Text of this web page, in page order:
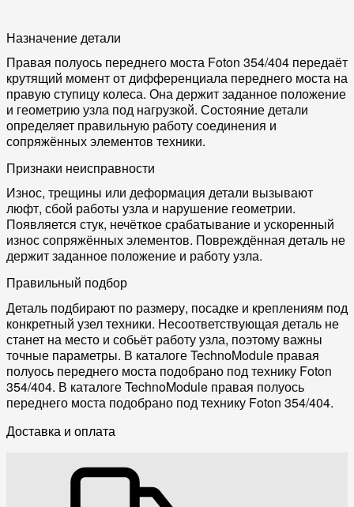
Назначение детали
Правая полуось переднего моста Foton 354/404 передаёт
крутящий момент от дифференциала переднего моста на
правую ступицу колеса. Она держит заданное положение
и геометрию узла под нагрузкой. Состояние детали
определяет правильную работу соединения и
сопряжённых элементов техники.
Признаки неисправности
Износ, трещины или деформация детали вызывают
люфт, сбой работы узла и нарушение геометрии.
Появляется стук, нечёткое срабатывание и ускоренный
износ сопряжённых элементов. Повреждённая деталь не
держит заданное положение и работу узла.
Правильный подбор
Деталь подбирают по размеру, посадке и креплениям под
конкретный узел техники. Несоответствующая деталь не
станет на место и собьёт работу узла, поэтому важны
точные параметры. В каталоге TechnoModule правая
полуось переднего моста подобрано под технику Foton
354/404. В каталоге TechnoModule правая полуось
переднего моста подобрано под технику Foton 354/404.
Доставка и оплата